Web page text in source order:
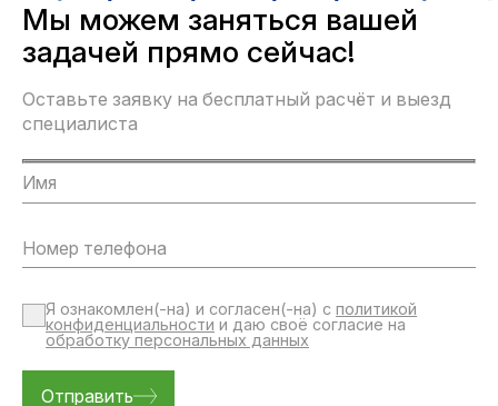
Мы можем заняться вашей
задачей прямо сейчас!
Оставьте заявку на бесплатный расчёт и выезд
специалиста
Я ознакомлен(-на) и согласен(-на) сполитикой
конфиденциальности и даю своё согласие на
обработку персональных данных